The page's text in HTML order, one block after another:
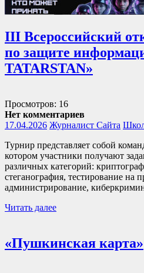
III Всероссийский
по защите
TATARSTAN»
Просмотров: 16
Нет комментариев
17.04.2026 Журналист Сайта
Турнир представляет собой
котором участники получают
различных категорий:
стеганография, тестирование на
администрирование,
Читать далее
«Пушкинская карта»